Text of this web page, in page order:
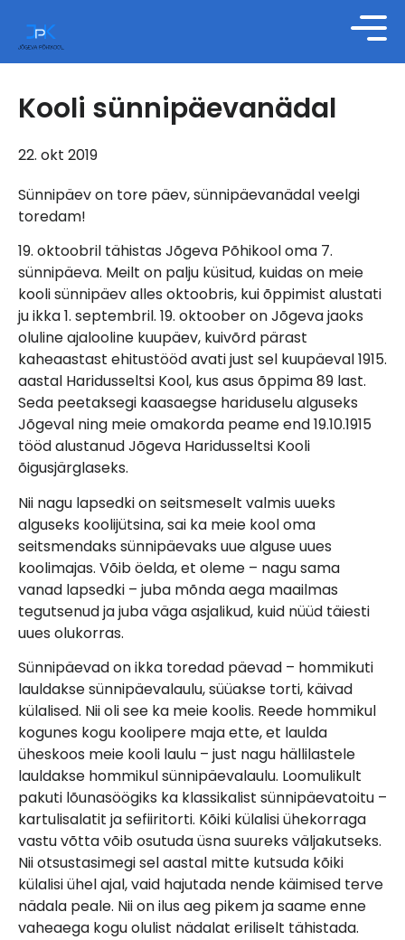
Kooli sünnipäevanädal
22. okt 2019
Sünnipäev on tore päev, sünnipäevanädal veelgi
toredam!
19. oktoobril tähistas Jõgeva Põhikool oma 7.
sünnipäeva. Meilt on palju küsitud, kuidas on meie
kooli sünnipäev alles oktoobris, kui õppimist alustati
ju ikka 1. septembril. 19. oktoober on Jõgeva jaoks
oluline ajalooline kuupäev, kuivõrd pärast
kaheaastast ehitustööd avati just sel kuupäeval 1915.
aastal Haridusseltsi Kool, kus asus õppima 89 last.
Seda peetaksegi kaasaegse hariduselu alguseks
Jõgeval ning meie omakorda peame end 19.10.1915
tööd alustanud Jõgeva Haridusseltsi Kooli
õigusjärglaseks.
Nii nagu lapsedki on seitsmeselt valmis uueks
alguseks koolijütsina, sai ka meie kool oma
seitsmendaks sünnipäevaks uue alguse uues
koolimajas. Võib öelda, et oleme – nagu sama
vanad lapsedki – juba mõnda aega maailmas
tegutsenud ja juba väga asjalikud, kuid nüüd täiesti
uues olukorras.
Sünnipäevad on ikka toredad päevad – hommikuti
lauldakse sünnipäevalaulu, süüakse torti, käivad
külalised. Nii oli see ka meie koolis. Reede hommikul
kogunes kogu koolipere maja ette, et laulda
üheskoos meie kooli laulu – just nagu hällilastele
lauldakse hommikul sünnipäevalaulu. Loomulikult
pakuti lõunasöögiks ka klassikalist sünnipäevatoitu –
kartulisalatit ja sefiiritorti. Kõiki külalisi ühekorraga
vastu võtta võib osutuda üsna suureks väljakutseks.
Nii otsustasimegi sel aastal mitte kutsuda kõiki
külalisi ühel ajal, vaid hajutada nende käimised terve
nädala peale. Nii on ilus aeg pikem ja saame enne
vaheaega kogu olulist nädalat eriliselt tähistada.